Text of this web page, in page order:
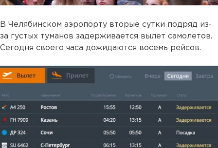
В Челябинском аэропорту вторые сутки подряд из-
за густых туманов задерживается вылет самолетов.
Сегодня своего часа дожидаются восемь рейсов.